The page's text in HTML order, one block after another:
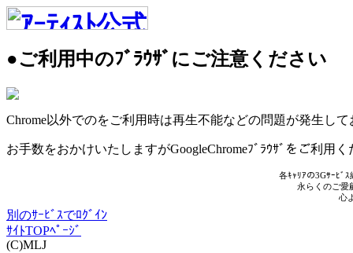
●ご利用中のﾌﾞﾗｳｻﾞにご注意ください
Chrome以外でのをご利用時は再生不能などの問題が発生して
お手数をおかけいたしますがGoogleChromeﾌﾞﾗｳｻﾞをご利用く
各ｷｬﾘｱの3Gｻｰﾋﾞ
永らくのご愛
心
別のｻｰﾋﾞｽでﾛｸﾞｲﾝ
ｻｲﾄTOPﾍﾟｰｼﾞ
(C)MLJ